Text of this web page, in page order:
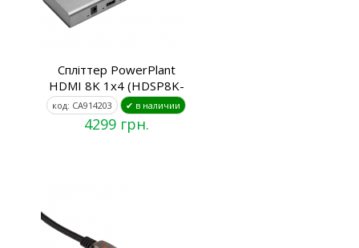
Спліттер PowerPlant
HDMI 8K 1x4 (HDSP8K-
код: CA914203 ✔ в наличии
4299 грн.